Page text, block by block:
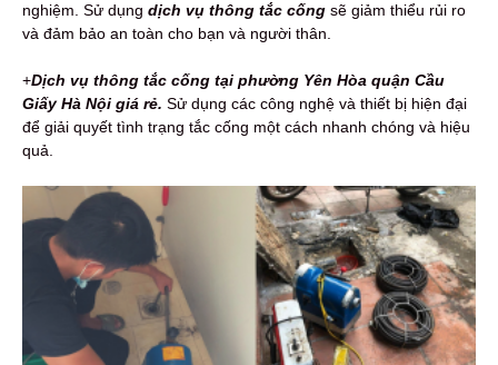
nghiệm. Sử dụng dịch vụ thông tắc cống sẽ giảm thiểu rủi ro
và đảm bảo an toàn cho bạn và người thân.
+Dịch vụ thông tắc cống tại phường Yên Hòa quận Cầu
Giấy Hà Nội giá rẻ. Sử dụng các công nghệ và thiết bị hiện đại
để giải quyết tình trạng tắc cống một cách nhanh chóng và hiệu
quả.